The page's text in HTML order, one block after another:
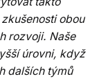
obou
rozvoji. Naše
úrovni, když
dalších týmů